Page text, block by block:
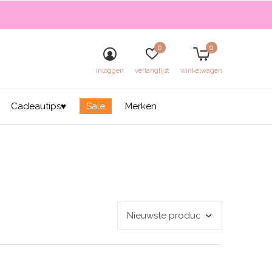
Cadeautips♥ Sale Merken
inloggen verlanglijst
0
winkelwagen
0